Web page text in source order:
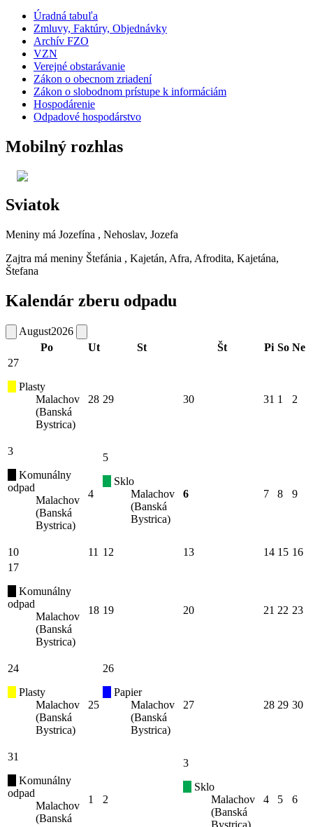
Úradná tabuľa
Zmluvy, Faktúry, Objednávky
Archív FZO
VZN
Verejné obstarávanie
Zákon o obecnom zriadení
Zákon o slobodnom prístupe k informáciám
Hospodárenie
Odpadové hospodárstvo
Mobilný rozhlas
Sviatok
Meniny má Jozefína , Nehoslav, Jozefa
Zajtra má meniny Štefánia , Kajetán, Afra, Afrodita, Kajetána,
Štefana
Kalendár zberu odpadu
August2026
Po
Ut St Št Pi So Ne
27
Plasty
Malachov
(Banská
Bystrica)
28 29 30 31 1 2
3
Komunálny
odpad
Malachov
(Banská
Bystrica)
4
5
Sklo
Malachov
(Banská
Bystrica)
6 7 8 9
10 11 12 13 14 15 16
17
Komunálny
odpad
Malachov
(Banská
Bystrica)
18 19 20 21 22 23
24
Plasty
Malachov
(Banská
Bystrica)
25
26
Papier
Malachov
(Banská
Bystrica)
27 28 29 30
31
Komunálny
odpad
Malachov
(Banská
1 2
3
Sklo
Malachov
(Banská
Bystrica)
4 5 6